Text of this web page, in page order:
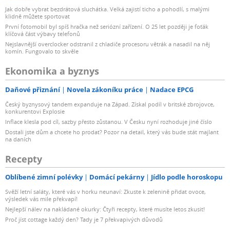
Jak dobře vybrat bezdrátová sluchátka. Velká zajistí ticho a pohodlí, s malými
klidně můžete sportovat
První fotomobil byl spíš hračka než seriózní zařízení. O 25 let později je foťák
klíčová část výbavy telefonů
Nejslavnější overclocker odstranil z chladiče procesoru větrák a nasadil na něj
komín. Fungovalo to skvěle
Ekonomika a byznys
Daňové přiznání Novela zákoníku práce Nadace EPCG
Český byznysový tandem expanduje na Západ. Získal podíl v britské zbrojovce,
konkurentovi Explosie
Inflace klesla pod cíl, sazby přesto zůstanou. V Česku nyní rozhoduje jiné číslo
Dostali jste dům a chcete ho prodat? Pozor na detail, který vás bude stát majlant
na daních
Recepty
Oblíbené zimní polévky Domácí pekárny Jídlo podle horoskopu
Svěží letní saláty, které vás v horku neunaví: Zkuste k zelenině přidat ovoce,
výsledek vás mile překvapí!
Nejlepší nálev na nakládané okurky: Čtyři recepty, které musíte letos zkusit!
Proč jíst cottage každý den? Tady je 7 překvapivých důvodů